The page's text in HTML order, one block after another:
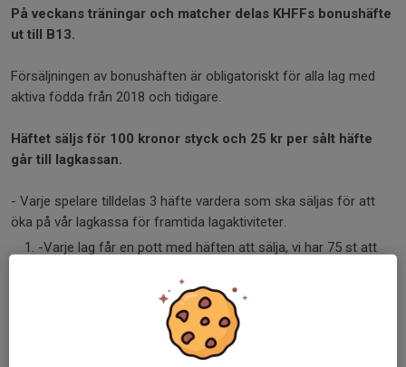
På veckans träningar och matcher delas KHFFs bonushäfte
ut till B13.
Försäljningen av bonushäften är obligatoriskt för alla lag med
aktiva födda från 2018 och tidigare.
Häftet säljs för 100 kronor styck och 25 kr per sålt häfte
går till lagkassan.
- Varje spelare tilldelas 3 häfte vardera som ska säljas för att
öka på vår lagkassa för framtida lagaktiviteter.
-Varje lag får en pott med häften att sälja, vi har 75 st att
-Lagen kan inte lämna tillbaka osålda häften. Därför är det viktigt
för att sälja lagets tilldelade häften.